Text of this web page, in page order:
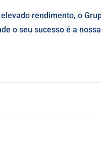
rendimento, o
o seu sucesso é a nossa